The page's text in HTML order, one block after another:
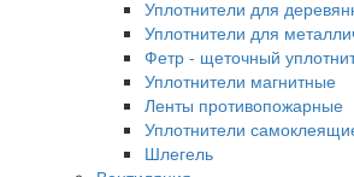
Уплотнители для
Уплотнители для
Фетр - щеточный
Уплотнители магнитные
Ленты противопожарные
Уплотнители
Шлегель